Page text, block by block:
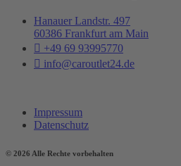
Hanauer Landstr. 497
60386 Frankfurt am Main
+49 69 93995770
info@caroutlet24.de
Impressum
Datenschutz
© 2026 Alle Rechte vorbehalten